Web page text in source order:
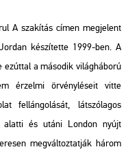
A szakításcímen megjelent
készítette 1999-ben. A
ezúttal a második világháború
érzelmi örvényléseit vitte
fellángolását, látszólagos
alatti és utáni London nyújt
megváltoztatják három